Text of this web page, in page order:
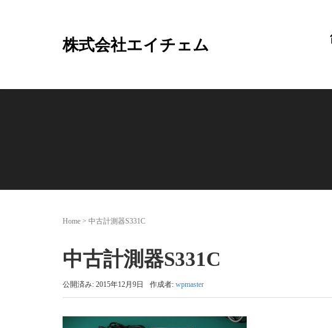
株式会社エイチェム
Home > 中古計測器S331C
中古計測器S331C
公開済み: 2015年12月9日 作成者: wpmaster